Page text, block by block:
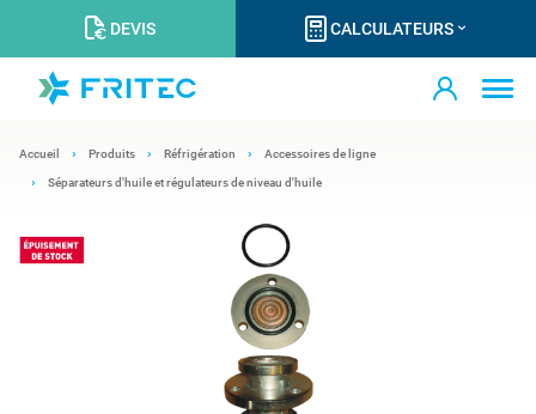
DEVIS CALCULATEURS
Accueil Produits Réfrigération Accessoires de ligne
Séparateurs d'huile et régulateurs de niveau d'huile